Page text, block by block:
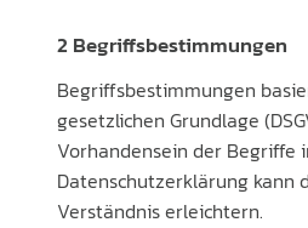
2 Begriffsbestimmungen
Begriffsbestimmungen
gesetzlichen Grundlage
Vorhandensein der Begriffe
Datenschutzerklärung kann
Verständnis erleichtern.